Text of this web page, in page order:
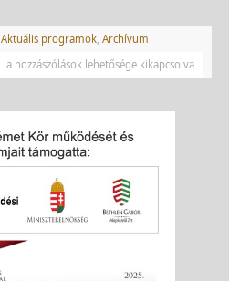
Aktuális programok, Archívum
a hozzászólások lehetősége kikapcsolva